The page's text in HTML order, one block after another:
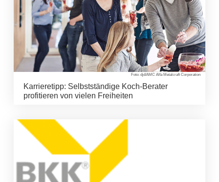
Foto: djd/AMC Alfa Metalcraft Corporation
Karrieretipp: Selbstständige Koch-Berater
profitieren von vielen Freiheiten